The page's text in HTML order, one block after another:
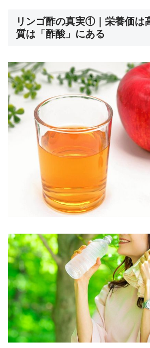
リンゴ酢の真実①｜栄養価は
質は「酢酸」にある